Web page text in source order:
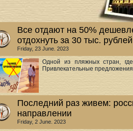
Все отдают на 50%
отдохнуть за 30 тыс. рублей
Friday, 23 June. 2023
Одной из пляжных стран,
Привлекательные
Последний раз живем:
направлении
Friday, 2 June. 2023